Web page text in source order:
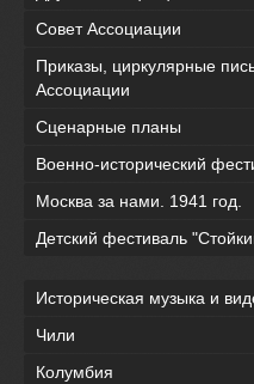
Совет Ассоциации
Приказы, циркулярные
Ассоциации
Сценарные планы
Военно-исторический
Москва за нами. 1941 год.
Детский фестиваль
Историческая музыка и
Чили
Колумбия